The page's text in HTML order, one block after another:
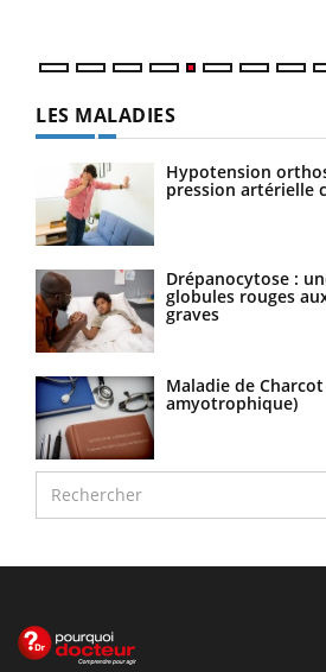
LES MALADIES
Hypotension
pression artérielle
Drépanocytose :
globules rouges
graves
Maladie de
amyotrophique)